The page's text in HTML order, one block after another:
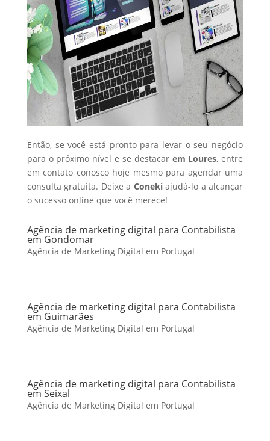
Então, se você está pronto para levar o seu negócio
para o próximo nível e se destacar em Loures, entre
em contato conosco hoje mesmo para agendar uma
consulta gratuita. Deixe a Conekiajudá-lo a alcançar
o sucesso online que você merece!
Agência de marketing digital para Contabilista
em Gondomar
Agência de Marketing Digital em Portugal
Agência de marketing digital para Contabilista
em Guimarães
Agência de Marketing Digital em Portugal
Agência de marketing digital para Contabilista
em Seixal
Agência de Marketing Digital em Portugal